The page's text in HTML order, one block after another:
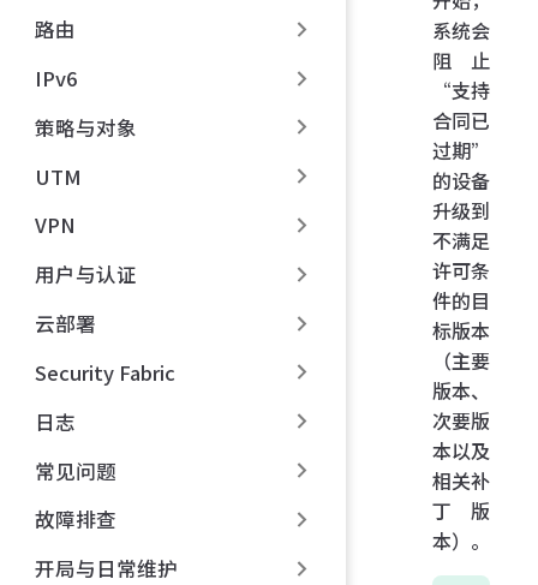
路由
IPv6
策略与对象
UTM
VPN
用户与认证
云部署
Security Fabric
日志
常见问题
故障排查
开局与日常维护
系统会
阻止
“支持
合同已
过期”
的设备
升级到
不满足
许可条
件的目
标版本
（主要
版本、
次要版
本以及
相关补
丁版
本）。